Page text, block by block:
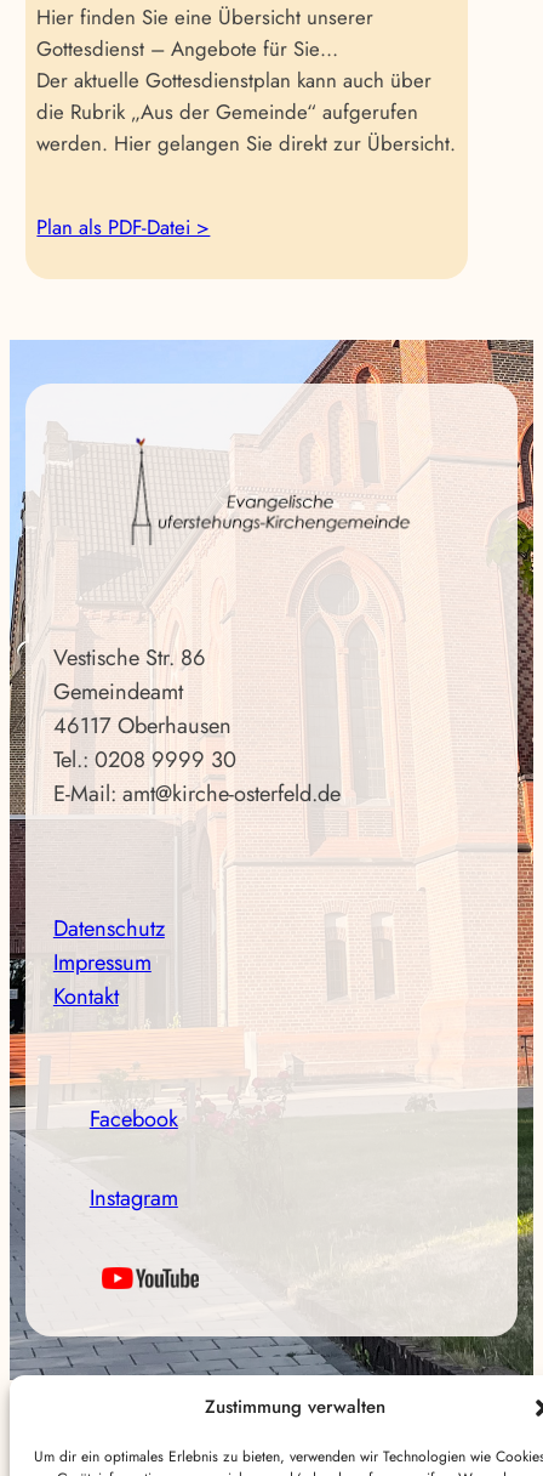
Zustimmung verwalten
Um dir ein optimales Erlebnis zu bieten, verwenden wir Technologien wie
Hier finden Sie eine Übersicht unserer
Gottesdienst – Angebote für Sie…
Der aktuelle Gottesdienstplan kann auch über
die Rubrik „Aus der Gemeinde“ aufgerufen
werden. Hier gelangen Sie direkt zur Übersicht.
Plan als PDF-Datei >
Vestische Str. 86
Gemeindeamt
46117 Oberhausen
Tel.: 0208 9999 30
E-Mail: amt@kirche-osterfeld.de
Datenschutz
Impressum
Kontakt
Facebook
Instagram